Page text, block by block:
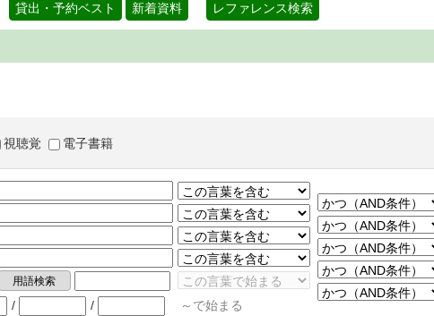
貸出・予約ベスト 新着資料 レファレンス検索
視聴覚 電子書籍
/ / ～で始まる